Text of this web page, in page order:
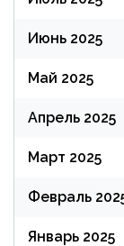
Июнь 2025
Май 2025
Апрель 2025
Март 2025
Февраль
Январь 2025